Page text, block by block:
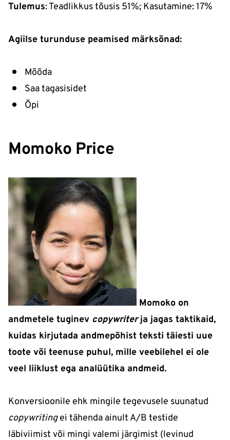
Tulemus: Teadlikkus tõusis 51%; Kasutamine: 17%
Agiilse turunduse peamised märksõnad:
Mõõda
Saa tagasisidet
Õpi
Momoko Price
Momoko on
andmetele tuginev copywriterja jagas taktikaid,
kuidas kirjutada andmepõhist teksti täiesti uue
toote või teenuse puhul, mille veebilehel ei ole
veel liiklust ega analüütika andmeid.
Konversioonile ehk mingile tegevusele suunatud
copywritingei tähenda ainult A/B testide
läbiviimist või mingi valemi järgimist (levinud